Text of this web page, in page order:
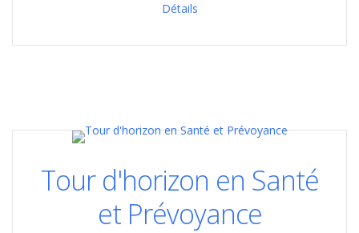
Détails
Tour d'horizon en Santé
et Prévoyance